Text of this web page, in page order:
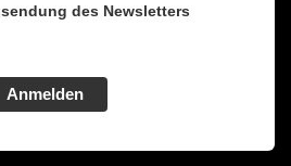
des Newsletters
Anmelden